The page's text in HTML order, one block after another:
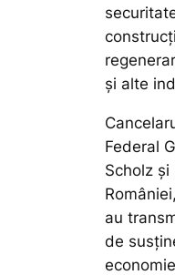
și alte
Federal
Scholz
au
de